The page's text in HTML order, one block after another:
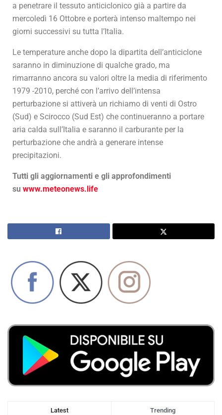
a penetrare il tessuto anticiclonico già a partire da
mercoledì 16 Ottobre e porterà intenso maltempo nei
giorni successivi su tutta l’Italia.
Le temperature anche dopo la dipartita dell’anticiclone
saranno in diminuzione di qualche grado, ma
rimarranno ancora su valori oltre la media di riferimento
1979 -2010, perché con l’arrivo dell’intensa
perturbazione si attiverà un richiamo di venti di Ostro
(Sud) e Scirocco (Sud Est) che continueranno a portare
aria calda sull’Italia e saranno il carburante per la
perturbazione che andrà a generare intense
precipitazioni.
Tutti gli aggiornamenti e gli approfondimenti
su www.meteonews.life
Latest Trending